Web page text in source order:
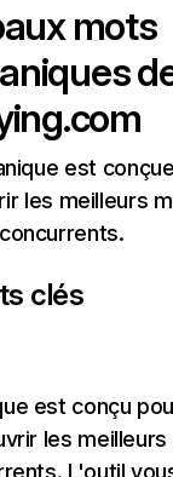
mots
est
les meilleurs
clés
est conçu
les
L'outil